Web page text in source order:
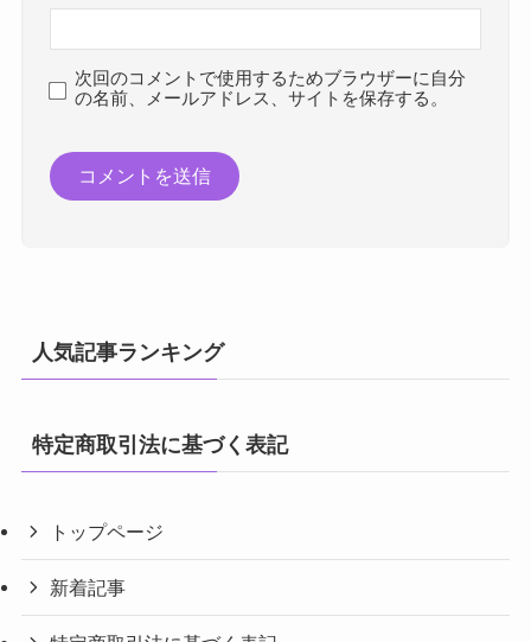
次回のコメントで使用するためブラウザーに自分
の名前、メールアドレス、サイトを保存する。
人気記事ランキング
特定商取引法に基づく表記
トップページ
新着記事